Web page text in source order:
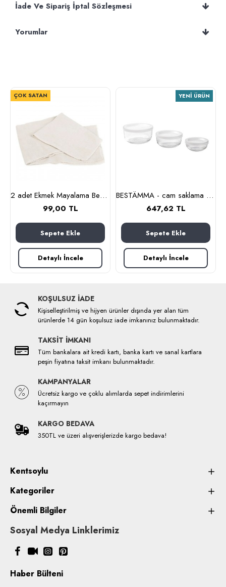
İade Ve Sipariş İptal Sözleşmesi
Yorumlar
ÇOK SATAN
2 adet Ekmek Mayalama Bezi 50x70 cm, %100 Pamuk Amerikan Pasa Bezi
99,00 TL
Sepete Ekle
Detaylı İncele
YENI ÜRÜN
BESTÄMMA - cam saklama kabı seti (cam)
647,62 TL
Sepete Ekle
Detaylı İncele
KOŞULSUZ İADE
Kişiselleştirilmiş ve hijyen ürünler dışında yer alan tüm
ürünlerde 14 gün koşulsuz iade imkanınız bulunmaktadır.
TAKSİT İMKANI
Tüm bankalara ait kredi kartı, banka kartı ve sanal kartlara
peşin fiyatına taksit imkanı bulunmaktadır.
KAMPANYALAR
Ücretsiz kargo ve çoklu alımlarda sepet indirimlerini
kaçırmayın
KARGO BEDAVA
350TL ve üzeri alışverişlerizde kargo bedava!
Kentsoylu
Kategoriler
Önemli Bilgiler
Sosyal Medya Linklerimiz
Haber Bülteni